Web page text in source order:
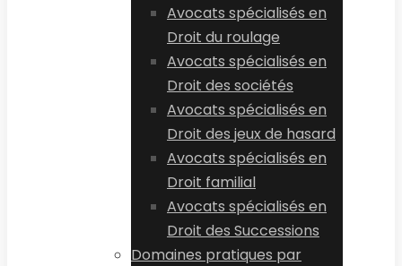
Avocats spécialisés en
Droit du roulage
Avocats spécialisés en
Droit des sociétés
Avocats spécialisés en
Droit des jeux de hasard
Avocats spécialisés en
Droit familial
Avocats spécialisés en
Droit des Successions
Domaines pratiques par